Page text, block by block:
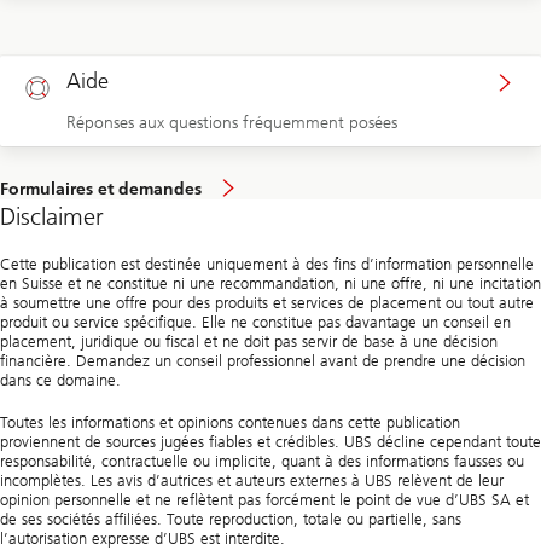
Aide
Réponses aux questions fréquemment posées
Formulaires et demandes
Disclaimer
Cette publication est destinée uniquement à des fins d’information personnelle
en Suisse et ne constitue ni une recommandation, ni une offre, ni une incitation
à soumettre une offre pour des produits et services de placement ou tout autre
produit ou service spécifique. Elle ne constitue pas davantage un conseil en
placement, juridique ou fiscal et ne doit pas servir de base à une décision
financière. Demandez un conseil professionnel avant de prendre une décision
dans ce domaine.
Toutes les informations et opinions contenues dans cette publication
proviennent de sources jugées fiables et crédibles. UBS décline cependant toute
responsabilité, contractuelle ou implicite, quant à des informations fausses ou
incomplètes. Les avis d’autrices et auteurs externes à UBS relèvent de leur
opinion personnelle et ne reflètent pas forcément le point de vue d’UBS SA et
de ses sociétés affiliées. Toute reproduction, totale ou partielle, sans
l’autorisation expresse d’UBS est interdite.